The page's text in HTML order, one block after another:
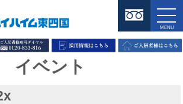
イベント